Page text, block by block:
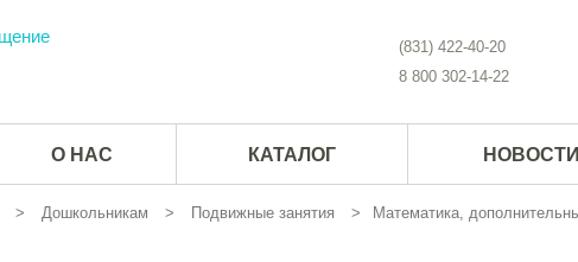
(831) 422-40-20
8 800 302-14-22
О НАС КАТАЛОГ НОВОСТИ
Дошкольникам Подвижные занятия Математика,